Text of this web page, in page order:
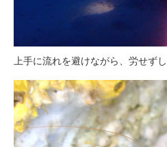
上手に流れを避けながら、労せずし